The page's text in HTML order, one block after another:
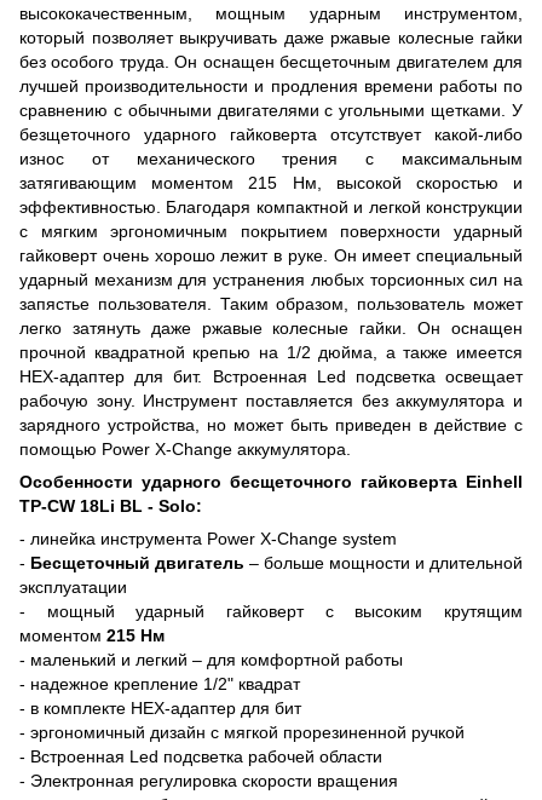
высококачественным, мощным ударным инструментом,
который позволяет выкручивать даже ржавые колесные гайки
без особого труда. Он оснащен бесщеточным двигателем для
лучшей производительности и продления времени работы по
сравнению с обычными двигателями с угольными щетками. У
безщеточного ударного гайковерта отсутствует какой-либо
износ от механического трения с максимальным
затягивающим моментом 215 Нм, высокой скоростью и
эффективностью. Благодаря компактной и легкой конструкции
с мягким эргономичным покрытием поверхности ударный
гайковерт очень хорошо лежит в руке. Он имеет специальный
ударный механизм для устранения любых торсионных сил на
запястье пользователя. Таким образом, пользователь может
легко затянуть даже ржавые колесные гайки. Он оснащен
прочной квадратной крепью на 1/2 дюйма, а также имеется
HEX-адаптер для бит. Встроенная Led подсветка освещает
рабочую зону. Инструмент поставляется без аккумулятора и
зарядного устройства, но может быть приведен в действие с
помощью Power X-Change аккумулятора.
Особенности ударного бесщеточного гайковерта Einhell
TP-CW 18Li BL - Solo:
- линейка инструмента Power X-Change system
- Бесщеточный двигатель – больше мощности и длительной
эксплуатации
- мощный ударный гайковерт с высоким крутящим
моментом 215 Нм
- маленький и легкий – для комфортной работы
- надежное крепление 1/2" квадрат
- в комплекте HEX-адаптер для бит
- эргономичный дизайн с мягкой прорезиненной ручкой
- Встроенная Led подсветка рабочей области
- Электронная регулировка скорости вращения